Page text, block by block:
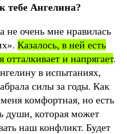
тебе Ангелина?
не очень мне нравилась
Казалось, в ней есть
отталкивает и напрягает.
в испытаниях,
силы за годы. Как
комфортная, но есть
души, которая может
наш конфликт. Будет